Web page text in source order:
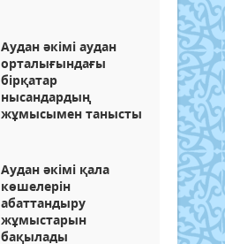
Аудан әкімі аудан
орталығындағы
бірқатар
нысандардың
жұмысымен танысты
Аудан әкімі қала
көшелерін
абаттандыру
жұмыстарын
бақылады